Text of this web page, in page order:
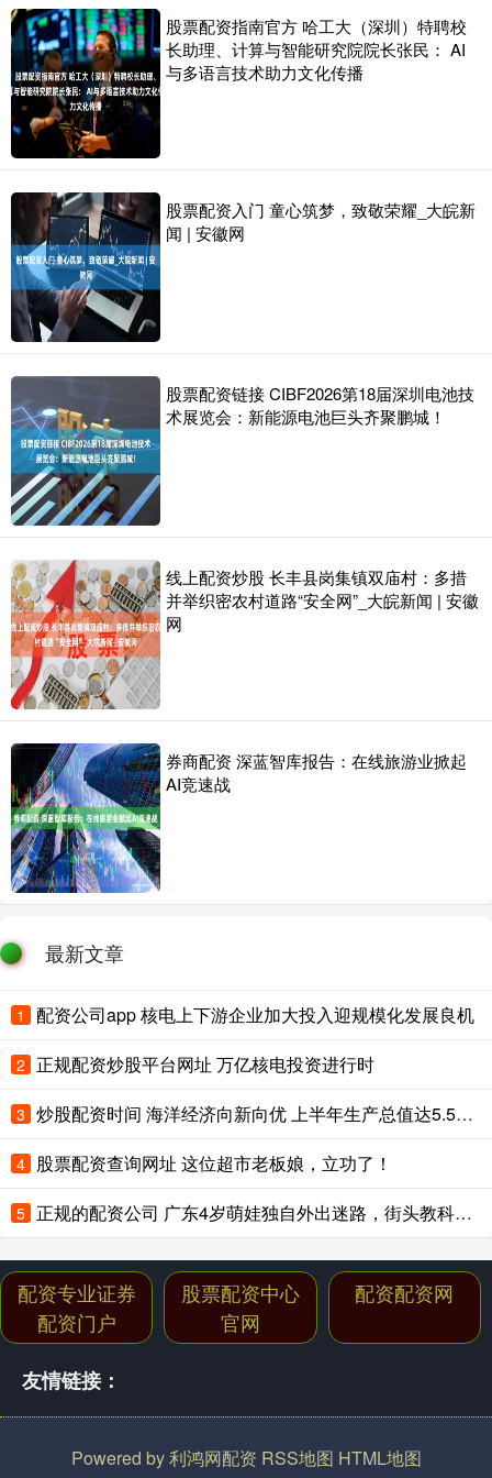
股票配资指南官方 哈工大（深圳）特聘校
长助理、计算与智能研究院院长张民： AI
与多语言技术助力文化传播
股票配资入门 童心筑梦，致敬荣耀_大皖新
闻 | 安徽网
股票配资链接 CIBF2026第18届深圳电池技
术展览会：新能源电池巨头齐聚鹏城！
线上配资炒股 长丰县岗集镇双庙村：多措
并举织密农村道路“安全网”_大皖新闻 | 安徽
网
券商配资 深蓝智库报告：在线旅游业掀起
AI竞速战
最新文章
1 配资公司app 核电上下游企业加大投入迎规模化发展良机
2 正规配资炒股平台网址 万亿核电投资进行时
3 炒股配资时间 海洋经济向新向优 上半年生产总值达5.5万亿元
4 股票配资查询网址 这位超市老板娘，立功了！
5 正规的配资公司 广东4岁萌娃独自外出迷路，街头教科书级求助交警，最新进展：已联系上家长
配资专业证券
配资门户
股票配资中心
官网
配资配资网
友情链接：
Powered by利鸿网配资 RSS地图 HTML地图